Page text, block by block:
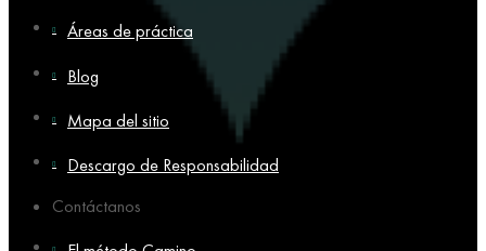
Áreas de práctica
Blog
Mapa del sitio
Descargo de Responsabilidad
Contáctanos